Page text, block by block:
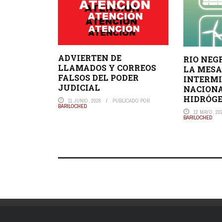
ADVIERTEN DE
LLAMADOS Y CORREOS
FALSOS DEL PODER
JUDICIAL
11 JUNIO, 2026 PUBLICADO POR
BARILOCHED
RIO
LA MESA
12 MAYO,
BARILOCHED